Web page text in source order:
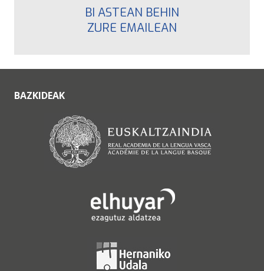
BI ASTEAN BEHIN
ZURE EMAILEAN
BAZKIDEAK